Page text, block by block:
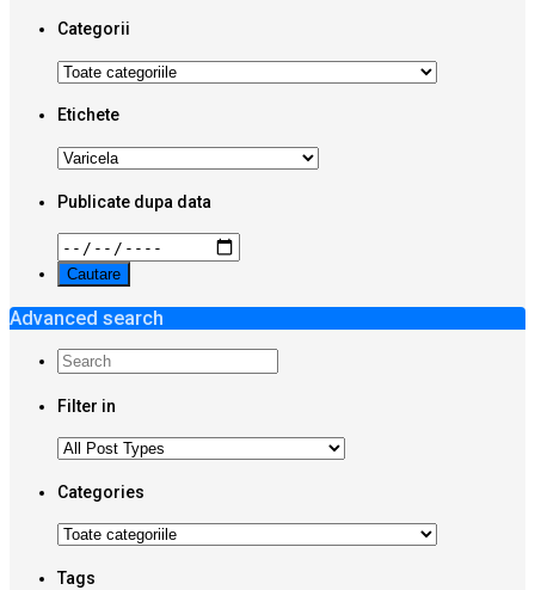
Categorii
Etichete
Publicate dupa data
Advanced search
Filter in
Categories
Tags